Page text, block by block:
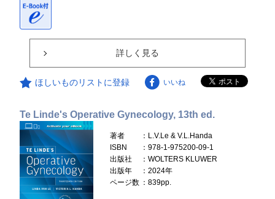
詳しく見る
ほしいものリストに登録 いいね
Te Linde's Operative Gynecology, 13th ed.
著者
：L.V.Le & V.L.Handa
ISBN
：978-1-975200-09-1
出版社
：WOLTERS KLUWER
出版年
：2024年
ページ数 ：839pp.